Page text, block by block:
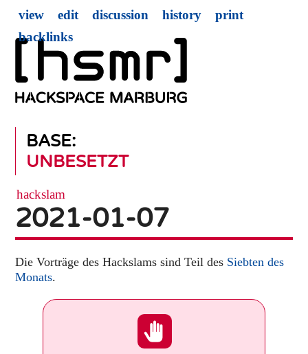
BASE:
UNBESETZT
view edit discussion history
print
backlinks
hackslam
2021-01-07
Die Vorträge des Hackslams sind Teil des Siebten des
Monats.